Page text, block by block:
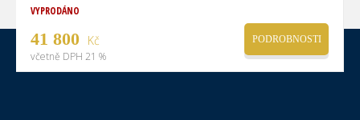
VYPRODÁNO
41 800 Kč
včetně DPH 21 %
PODROBNOSTI